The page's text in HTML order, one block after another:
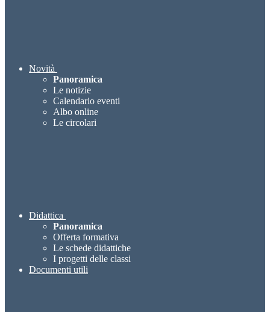
Novità
Panoramica
Le notizie
Calendario eventi
Albo online
Le circolari
Didattica
Panoramica
Offerta formativa
Le schede didattiche
I progetti delle classi
Documenti utili